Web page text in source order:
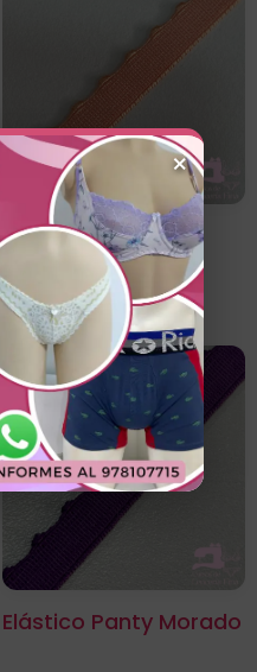
Elástico Panty
Mandarina
Elástico Panty Morado
×